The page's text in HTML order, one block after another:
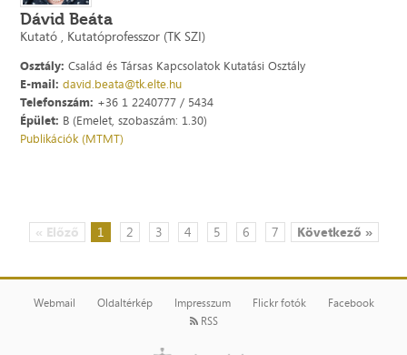
Dávid Beáta
Kutató , Kutatóprofesszor (TK SZI)
Osztály: Család és Társas Kapcsolatok Kutatási Osztály
E-mail: david.beata@tk.elte.hu
Telefonszám: +36 1 2240777 / 5434
Épület: B (Emelet, szobaszám: 1.30)
Publikációk (MTMT)
« Előző 1 2 3 4 5 6 7 Következő »
Webmail Oldaltérkép Impresszum Flickr fotók
Facebook
RSS